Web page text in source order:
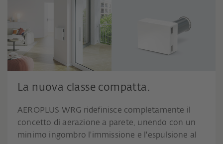
La nuova classe compatta.
AEROPLUS WRG ridefinisce completamente il
concetto di aerazione a parete, unendo con un
minimo ingombro l'immissione e l'espulsione al